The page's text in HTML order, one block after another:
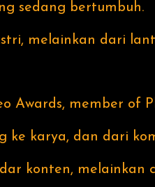
sedang bertumbuh.
melainkan dari
Awards, member of
ke karya, dan dari
konten, melainkan